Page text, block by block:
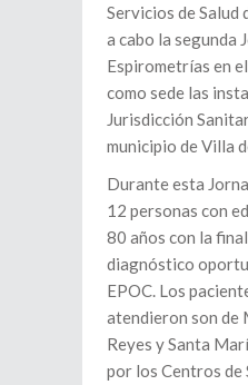
Servicios de Salud
a cabo la segunda
Espirometrías en
como sede las
Jurisdicción
municipio de Villa
Durante esta
12 personas con
80 años con la
diagnóstico
EPOC. Los
atendieron son de
Reyes y Santa
por los Centros de